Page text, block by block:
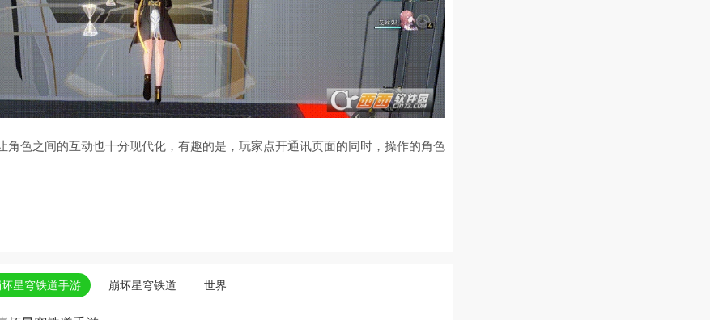
角色之间的互动也十分现代化，有趣的是，玩家点开通讯页面的同时，操作的角色
坏星穹铁道手游 崩坏星穹铁道 世界